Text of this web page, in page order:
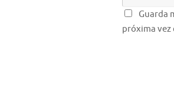
Guarda
próxima